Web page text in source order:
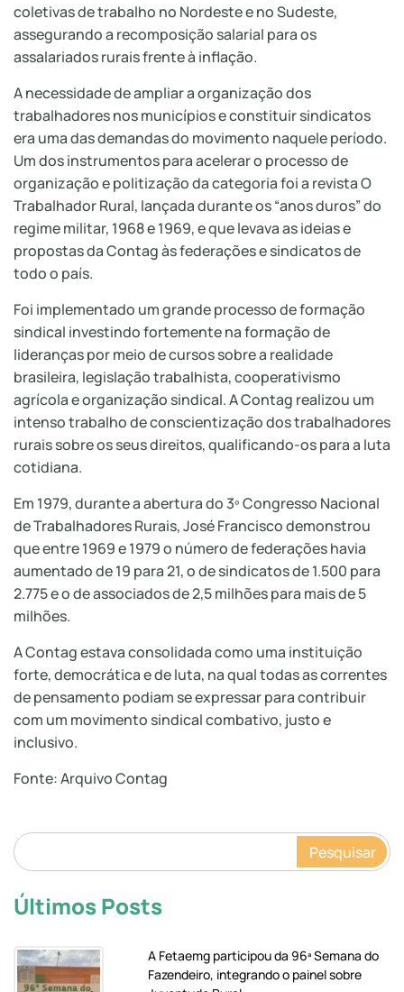
coletivas de trabalho no Nordeste e no Sudeste,
assegurando a recomposição salarial para os
assalariados rurais frente à inflação.
A necessidade de ampliar a organização dos
trabalhadores nos municípios e constituir sindicatos
era uma das demandas do movimento naquele período.
Um dos instrumentos para acelerar o processo de
organização e politização da categoria foi a revista O
Trabalhador Rural, lançada durante os “anos duros” do
regime militar, 1968 e 1969, e que levava as ideias e
propostas da Contag às federações e sindicatos de
todo o país.
Foi implementado um grande processo de formação
sindical investindo fortemente na formação de
lideranças por meio de cursos sobre a realidade
brasileira, legislação trabalhista, cooperativismo
agrícola e organização sindical. A Contag realizou um
intenso trabalho de conscientização dos trabalhadores
rurais sobre os seus direitos, qualificando-os para a luta
cotidiana.
Em 1979, durante a abertura do 3º Congresso Nacional
de Trabalhadores Rurais, José Francisco demonstrou
que entre 1969 e 1979 o número de federações havia
aumentado de 19 para 21, o de sindicatos de 1.500 para
2.775 e o de associados de 2,5 milhões para mais de 5
milhões.
A Contag estava consolidada como uma instituição
forte, democrática e de luta, na qual todas as correntes
de pensamento podiam se expressar para contribuir
com um movimento sindical combativo, justo e
inclusivo.
Fonte: Arquivo Contag
Pesquisar
Últimos Posts
A Fetaemg participou da 96ª Semana do
Fazendeiro, integrando o painel sobre